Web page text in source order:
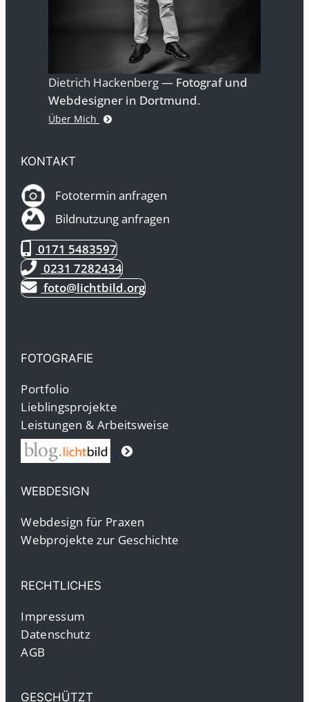
Dietrich Hackenberg — Fotograf und
Webdesigner in Dortmund.
Über Mich
KONTAKT
Fototermin anfragen
Bildnutzung anfragen
0171 5483597
0231 7282434
foto@lichtbild.org
FOTOGRAFIE
Portfolio
Lieblingsprojekte
Leistungen & Arbeitsweise
WEBDESIGN
Webdesign für Praxen
Webprojekte zur Geschichte
RECHTLICHES
Impressum
Datenschutz
AGB
GESCHÜTZT